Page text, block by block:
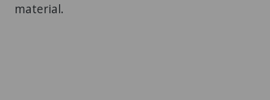
material.